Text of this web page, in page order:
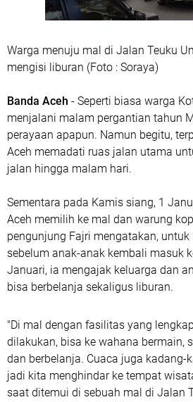
Warga menuju mal di Jalan Teuku
mengisi liburan (Foto : Soraya)
Banda Aceh - Seperti biasa warga
menjalani malam pergantian tahun
perayaan apapun. Namun begitu,
Aceh memadati ruas jalan utama
jalan hingga malam hari.
Sementara pada Kamis siang, 1
Aceh memilih ke mal dan warung
pengunjung Fajri mengatakan,
sebelum anak-anak kembali masuk
Januari, ia mengajak keluarga dan
bisa berbelanja sekaligus liburan.
"Di mal dengan fasilitas yang
dilakukan, bisa ke wahana bermain,
dan berbelanja. Cuaca juga kadang-
jadi kita menghindar ke tempat
saat ditemui di sebuah mal di Jalan